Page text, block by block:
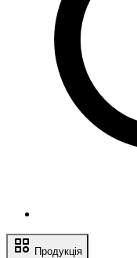
Продукція